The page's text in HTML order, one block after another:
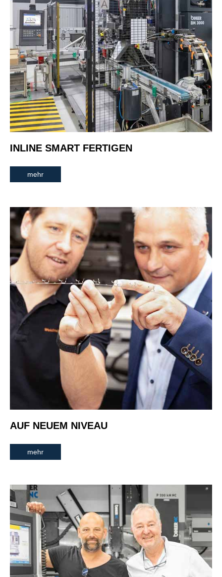
INLINE SMART FERTIGEN
mehr
AUF NEUEM NIVEAU
mehr